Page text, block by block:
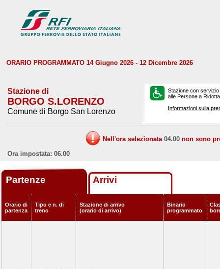
ORARIO PROGRAMMATO 14 Giugno 2026 - 12 Dicembre 2026
Stazione di
BORGO S.LORENZO
Comune di Borgo San Lorenzo
Stazione con
alle Persone a
Informazioni sulla
Nell'ora selezionata 04.00 non sono
Ora impostata: 06.00
Partenze Arrivi
Orario di
partenza
Tipo e n. di
treno
Stazione di arrivo
(orario di arrivo)
Binario
programmato